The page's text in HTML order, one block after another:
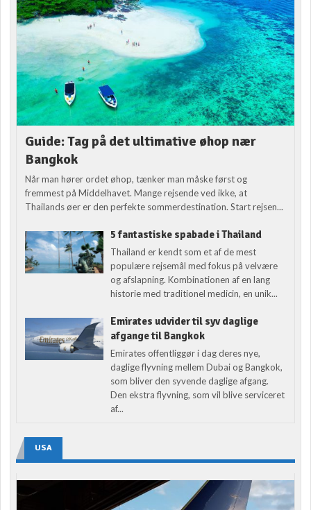
Guide: Tag på det ultimative øhop nær
Bangkok
Når man hører ordet øhop, tænker man måske først og
fremmest på Middelhavet. Mange rejsende ved ikke, at
Thailands øer er den perfekte sommerdestination. Start rejsen...
5 fantastiske spabade i Thailand
Thailand er kendt som et af de mest
populære rejsemål med fokus på velvære
og afslapning. Kombinationen af en lang
historie med traditionel medicin, en unik...
Emirates udvider til syv daglige
afgange til Bangkok
Emirates offentliggør i dag deres nye,
daglige flyvning mellem Dubai og Bangkok,
som bliver den syvende daglige afgang.
Den ekstra flyvning, som vil blive serviceret
af...
USA